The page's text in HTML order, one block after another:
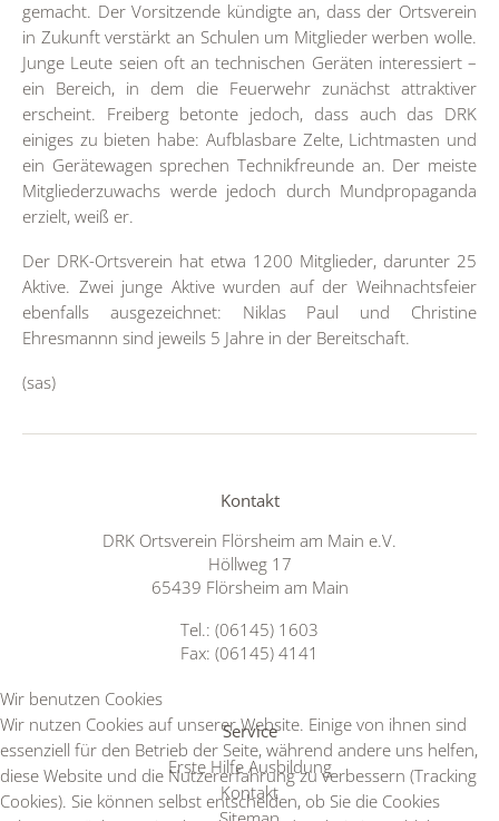
gemacht. Der Vorsitzende kündigte an, dass der Ortsverein
in Zukunft verstärkt an Schulen um Mitglieder werben wolle.
Junge Leute seien oft an technischen Geräten interessiert –
ein Bereich, in dem die Feuerwehr zunächst attraktiver
erscheint. Freiberg betonte jedoch, dass auch das DRK
einiges zu bieten habe: Aufblasbare Zelte, Lichtmasten und
ein Gerätewagen sprechen Technikfreunde an. Der meiste
Mitgliederzuwachs werde jedoch durch Mundpropaganda
erzielt, weiß er.
Der DRK-Ortsverein hat etwa 1200 Mitglieder, darunter 25
Aktive. Zwei junge Aktive wurden auf der Weihnachtsfeier
ebenfalls ausgezeichnet: Niklas Paul und Christine
Ehresmannn sind jeweils 5 Jahre in der Bereitschaft.
(sas)
Kontakt
DRK Ortsverein Flörsheim am Main e.V.
Höllweg 17
65439 Flörsheim am Main
Tel.: (06145) 1603
Fax: (06145) 4141
Service
Erste Hilfe Ausbildung
Kontakt
Wir benutzen Cookies
Wir nutzen Cookies auf unserer Website. Einige von ihnen sind
essenziell für den Betrieb der Seite, während andere uns helfen,
diese Website und die Nutzererfahrung zu verbessern (Tracking
Cookies). Sie können selbst entscheiden, ob Sie die Cookies